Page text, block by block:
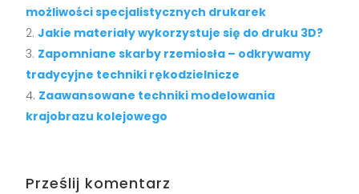
możliwości specjalistycznych drukarek
Jakie materiały wykorzystuje się do druku 3D?
Zapomniane skarby rzemiosła – odkrywamy
tradycyjne techniki rękodzielnicze
Zaawansowane techniki modelowania
krajobrazu kolejowego
Prześlij komentarz